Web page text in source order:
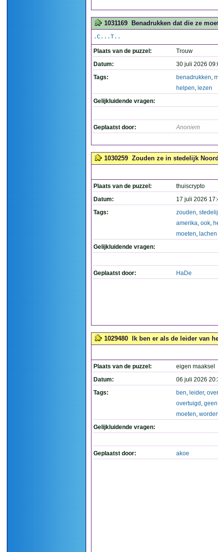
1031169 Benadrukken dat die ze
.C...T..
Plaats van de puzzel:
Trouw
Datum:
30 juli 2026
Tags:
benadrukken,
helpen, lezen
Gelijkluidende vragen:
Geplaatst door: Anoniem
1030259 Zouden ze in stedelijk
Plaats van de puzzel:
thuiscrypto
Datum:
17 juli 2026
Tags:
zouden,
amerika, ook,
moeten, lachen
Gelijkluidende vragen:
Geplaatst door: HaDe
1029480 Ik ben er als de leider van
Plaats van de puzzel:
eigen maaksel
Datum:
06 juli 2026
Tags:
ben, leider,
overtuigd , geen
moeten,
Gelijkluidende vragen:
Geplaatst door: akoe